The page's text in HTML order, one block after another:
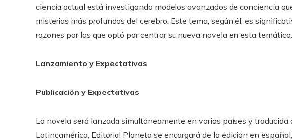
ciencia actual está investigando modelos avanzados de conciencia
misterios más profundos del cerebro. Este tema, según él, es
razones por las que optó por centrar su nueva novela en esta temática.
Lanzamiento y Expectativas
Publicación y Expectativas
La novela será lanzada simultáneamente en varios países y traducida
Latinoamérica, Editorial Planeta se encargará de la edición en